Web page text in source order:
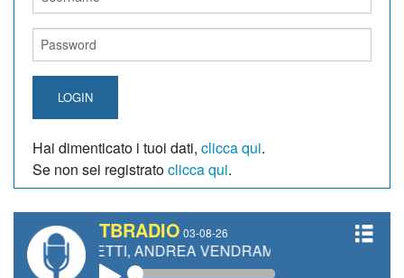
LOGIN
Hai dimenticato i tuoi dati, clicca qui.
Se non sei registratoclicca qui.
TBRADIO 03-08-26
ANDREA VENDRAME, FILIPPO FIORELLI